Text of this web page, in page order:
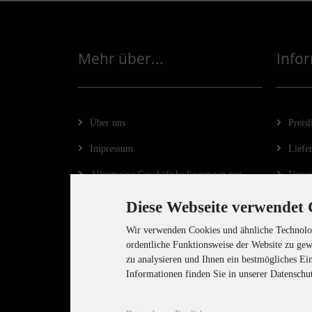
Mehr über...
Über uns
Impressum
Allgemeine Geschäftsbedingungen mit
Datenschutzerklärung
Cookie Einstellungen
Diese Webseite
Wir verwenden Cookies und ähnliche
ordentliche Funktionsweise der Website zu
zu analysieren und Ihnen ein bestmögliches
Informationen finden Sie in unserer